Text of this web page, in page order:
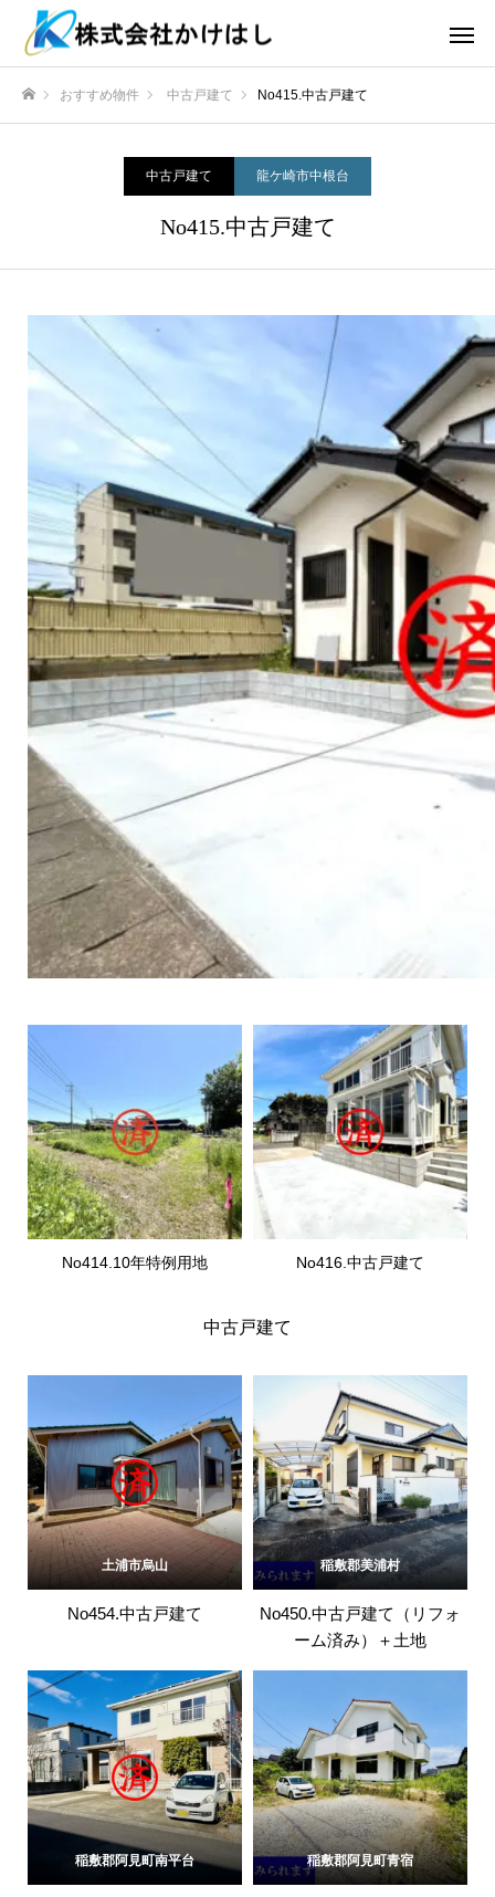
おすすめ物件 中古戸建て No415.中古戸建て
中古戸建て 龍ケ崎市中根台
No415.中古戸建て
No414.10年特例用地 No416.中古戸建て
中古戸建て
土浦市烏山
No454.中古戸建て
稲敷郡美浦村
No450.中古戸建て（リフォ
ーム済み）＋土地
稲敷郡阿見町南平台 稲敷郡阿見町青宿